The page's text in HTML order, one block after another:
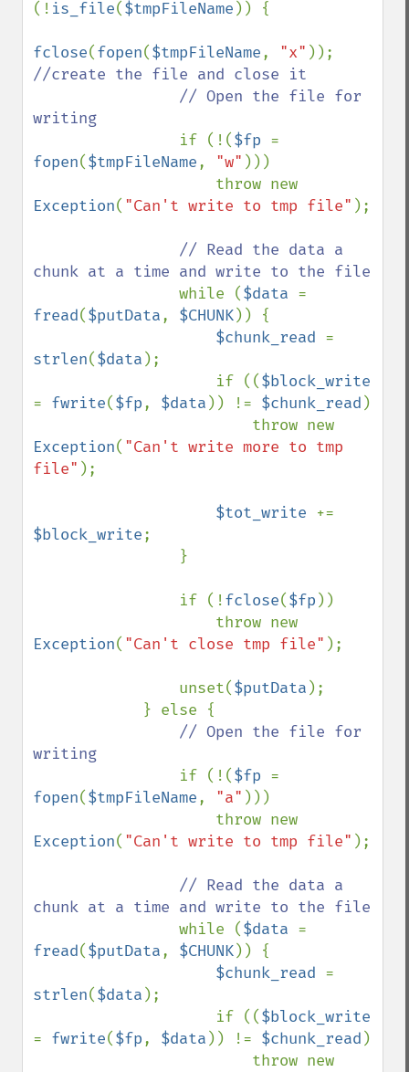
(! is_file($tmpFileName )) {
fclose(fopen($tmpFileName, "x"
//create the file and close it
writing
if (!($fp
fopen($tmpFileName, "w" )))
Exception( "Can't write to tmp file" );
// Read the data a
chunk at a time and write to the file
while ($data
fread($putData, $CHUNK)) {
$chunk_read
strlen($data );
                    if ((
= fwrite($fp, $data )) != $chunk_read )
Exception( "Can't write more to tmp
file" );
$tot_write
$block_write;
                if (!
fclose($fp ))
Exception( "Can't close tmp file" );
                unset(
$putData );
// Open the file for
writing
if (!($fp
fopen($tmpFileName, "a" )))
Exception( "Can't write to tmp file" );
// Read the data a
chunk at a time and write to the file
while ($data
fread($putData, $CHUNK)) {
$chunk_read
strlen($data );
                    if ((
= fwrite($fp, $data )) != $chunk_read )